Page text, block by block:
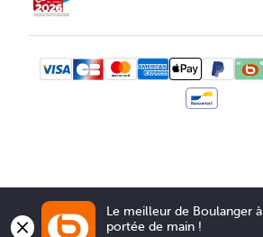
Le meilleur de Boulanger à
portée de main !